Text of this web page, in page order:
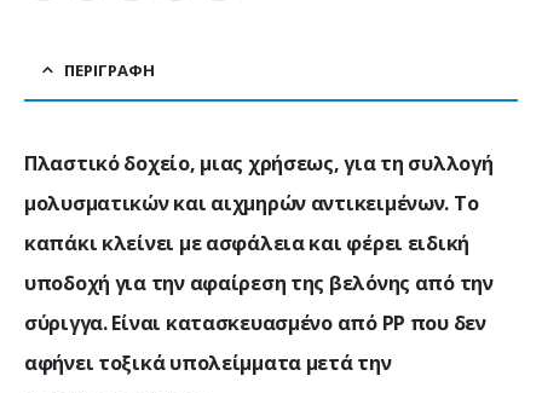
ΠΕΡΙΓΡΑΦΉ
Πλαστικό δοχείο, μιας χρήσεως, για τη συλλογή
μολυσματικών και αιχμηρών αντικειμένων. Το
καπάκι κλείνει με ασφάλεια και φέρει ειδική
υποδοχή για την αφαίρεση της βελόνης από την
σύριγγα. Είναι κατασκευασμένο από PP που δεν
αφήνει τοξικά υπολείμματα μετά την